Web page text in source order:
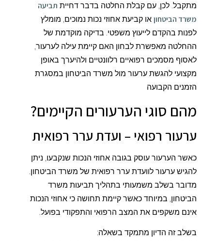
מתקבל. לכן, עם קבלת החלטה בדבר דחיית תביעה
משרד הביטחון או קביעת אחוזי נכות נמוכים, מומלץ
לפנות בהקדם לייעוץ משפטי. בדיקה מוקדמת של
ההחלטה מאפשרת לבחון האם קיימת עילה לערעור,
לאסוף מסמכים רפואיים רלוונטיים ולהיערך באופן
מקצועי להגשת ערעור מול משרד הביטחון במסגרת
הזמנים הקבועה
מהם סוגי הערעורים הקיימים?
ערעור רפואי – ועדת ערר רפואית
כאשר הערעור עוסק בגובה אחוזי הנכות שנקבעו, ניתן
להגיש ערעור לוועדת ערר רפואית של משרד הביטחון.
מדובר בשלב משמעותי בתהליך תביעות משרד
הביטחון, במיוחד כאשר קיימת תחושה כי אחוזי הנכות
אינם משקפים את המצב הרפואי והתפקודי בפועל.
בשלב זה הדיון מתמקד בשאלה: